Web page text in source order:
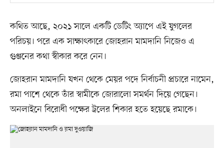
কথিত আছে, ২০২১ সালে একটি ডেটিং অ্যাপে এই যুগলের
পরিচয়। পরে এক সাক্ষাৎকারে জোহরান মামদানি নিজেও এ
গুঞ্জনের কথা স্বীকার করে নেন।
জোহরান মামদানি যখন থেকে মেয়র পদে নির্বাচনী প্রচারে নামেন,
রমা পাশে থেকে তাঁর স্বামীকে জোরালো সমর্থন দিয়ে গেছেন।
অনলাইনে বিরোধী পক্ষের ট্রলের শিকার হতে হয়েছে রমাকে।